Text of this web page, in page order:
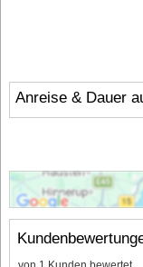
Anreise & Dauer